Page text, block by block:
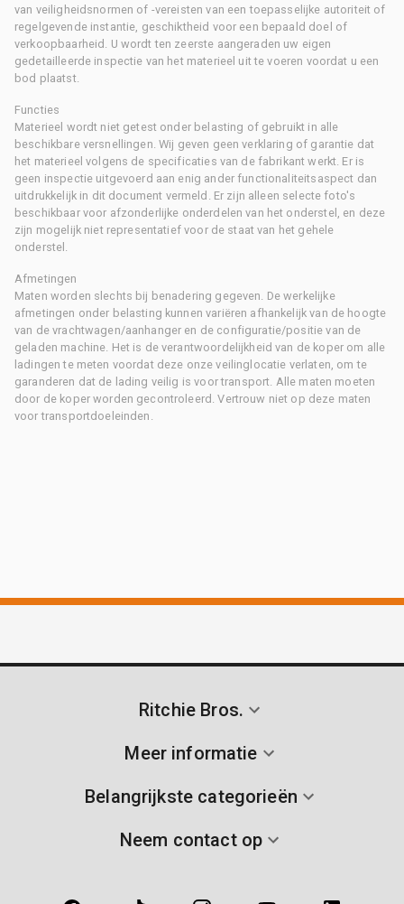
van veiligheidsnormen of -vereisten van een toepasselijke autoriteit of
regelgevende instantie, geschiktheid voor een bepaald doel of
verkoopbaarheid. U wordt ten zeerste aangeraden uw eigen
gedetailleerde inspectie van het materieel uit te voeren voordat u een
bod plaatst.
Functies
Materieel wordt niet getest onder belasting of gebruikt in alle
beschikbare versnellingen. Wij geven geen verklaring of garantie dat
het materieel volgens de specificaties van de fabrikant werkt. Er is
geen inspectie uitgevoerd aan enig ander functionaliteitsaspect dan
uitdrukkelijk in dit document vermeld. Er zijn alleen selecte foto's
beschikbaar voor afzonderlijke onderdelen van het onderstel, en deze
zijn mogelijk niet representatief voor de staat van het gehele
onderstel.
Afmetingen
Maten worden slechts bij benadering gegeven. De werkelijke
afmetingen onder belasting kunnen variëren afhankelijk van de hoogte
van de vrachtwagen/aanhanger en de configuratie/positie van de
geladen machine. Het is de verantwoordelijkheid van de koper om alle
ladingen te meten voordat deze onze veilinglocatie verlaten, om te
garanderen dat de lading veilig is voor transport. Alle maten moeten
door de koper worden gecontroleerd. Vertrouw niet op deze maten
voor transportdoeleinden.
Ritchie Bros.
Meer informatie
Belangrijkste categorieën
Neem contact op